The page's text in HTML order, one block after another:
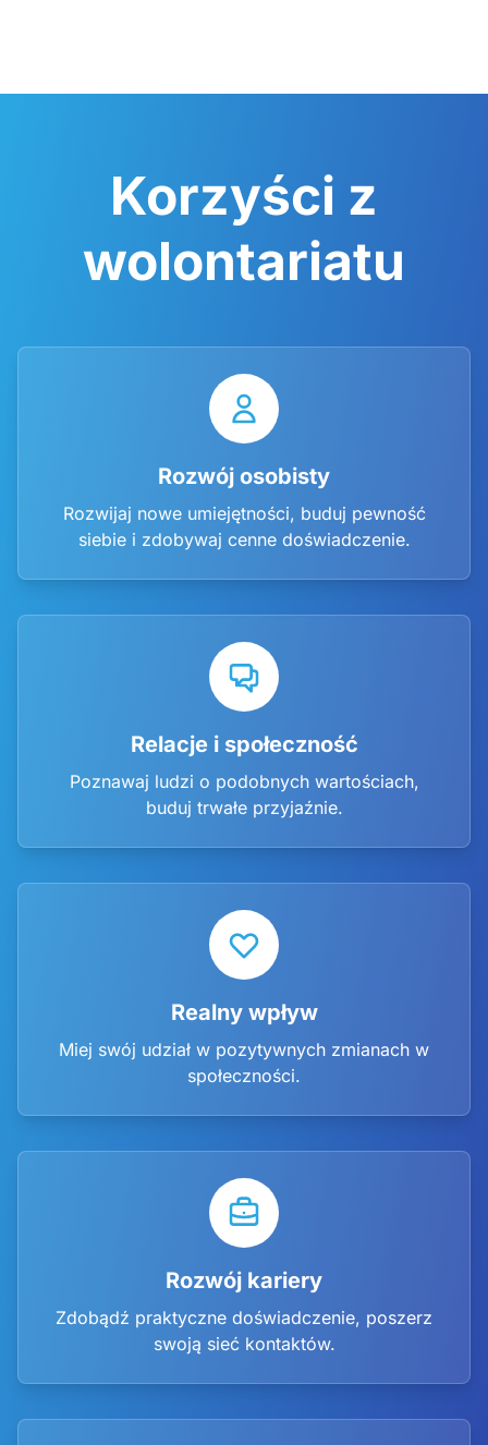
Korzyści z
wolontariatu
Rozwój osobisty
Rozwijaj nowe umiejętności, buduj pewność
siebie i zdobywaj cenne doświadczenie.
Relacje i społeczność
Poznawaj ludzi o podobnych wartościach,
buduj trwałe przyjaźnie.
Realny wpływ
Miej swój udział w pozytywnych zmianach w
społeczności.
Rozwój kariery
Zdobądź praktyczne doświadczenie, poszerz
swoją sieć kontaktów.